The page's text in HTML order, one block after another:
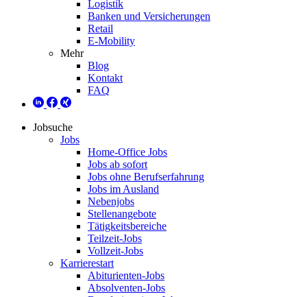
Logistik
Banken und Versicherungen
Retail
E-Mobility
Mehr
Blog
Kontakt
FAQ
Jobsuche
Jobs
Home-Office Jobs
Jobs ab sofort
Jobs ohne Berufserfahrung
Jobs im Ausland
Nebenjobs
Stellenangebote
Tätigkeitsbereiche
Teilzeit-Jobs
Vollzeit-Jobs
Karrierestart
Abiturienten-Jobs
Absolventen-Jobs